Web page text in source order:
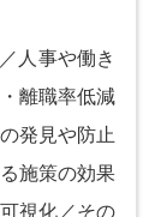
人事や働き
離職率低減
発見や防止
施策の効果
視化／その